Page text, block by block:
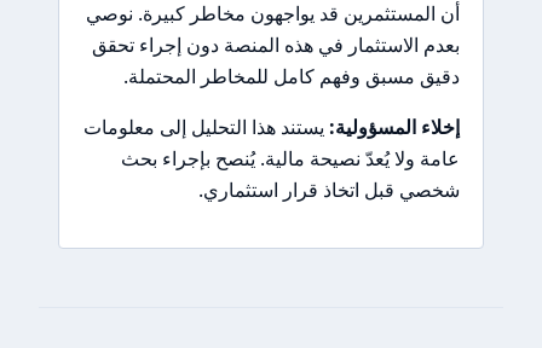
أن المستثمرين قد يواجهون مخاطر كبيرة. نوصي
بعدم الاستثمار في هذه المنصة دون إجراء تحقق
دقيق مسبق وفهم كامل للمخاطر المحتملة.
إخلاء المسؤولية: يستند هذا التحليل إلى معلومات
عامة ولا يُعدّ نصيحة مالية. يُنصح بإجراء بحث
شخصي قبل اتخاذ قرار استثماري.